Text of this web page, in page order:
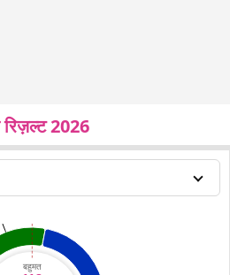
रिज़ल्ट 2026